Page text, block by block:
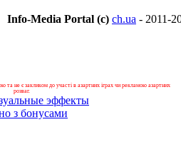
Info-Media Portal (c) ch.ua - 2011-
не є закликом до участі в азартних іграх чи рекламою азартних
розваг.
з бонусами